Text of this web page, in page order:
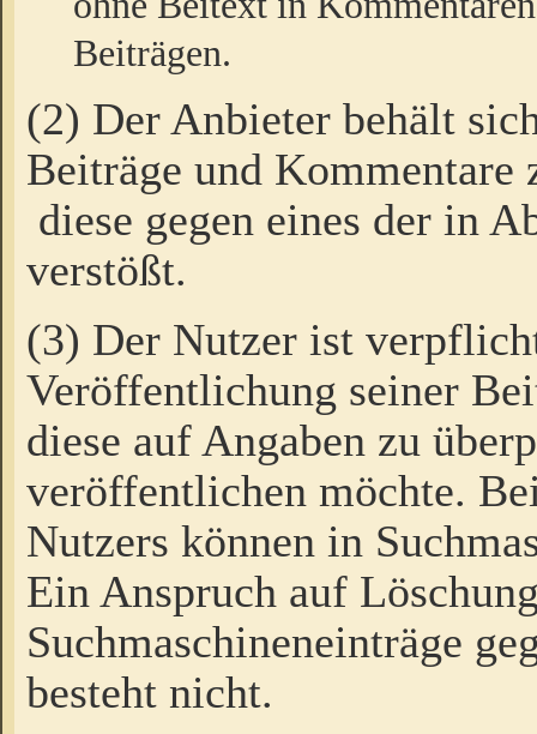
Beiträgen.
(2) Der Anbieter behält
Beiträge und Kommentare
diese gegen eines der in
verstößt.
(3) Der Nutzer ist
Veröffentlichung seiner
diese auf Angaben zu
veröffentlichen möchte.
Nutzers können in
Ein Anspruch auf
Suchmaschineneinträge
besteht nicht.